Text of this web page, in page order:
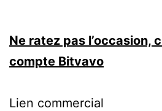
Ne ratez pas l’occasion,
compte Bitvavo
Lien commercial